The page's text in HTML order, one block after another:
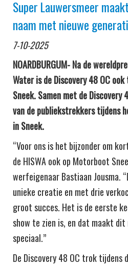
Super Lauwersmeer
naam met nieuwe
7-10-2025
NOARDBURGUM- Na de
Water is de Discovery 48 OC
Sneek. Samen met de
van de publiekstrekkers tijdens
in Sneek.
“Voor ons is het bijzonder om
de HISWA ook op Motorboot
werfeigenaar Bastiaan Jousma.
unieke creatie en met drie
groot succes. Het is de eerste
show te zien is, en dat maakt
speciaal.”
De Discovery 48 OC trok tijdens